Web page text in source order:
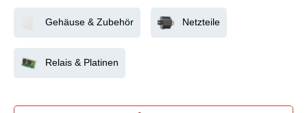
Gehäuse & Zubehör Netzteile
Relais & Platinen